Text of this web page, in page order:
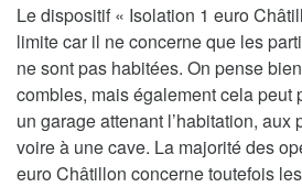
Le dispositif « Isolation 1 euro
limite car il ne concerne que les
ne sont pas habitées. On pense
combles, mais également cela peut
un garage attenant l’habitation, aux
voire à une cave. La majorité des
euro Châtillon concerne toutefois